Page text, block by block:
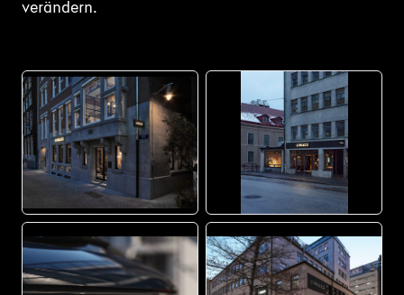
verändern.
JPG